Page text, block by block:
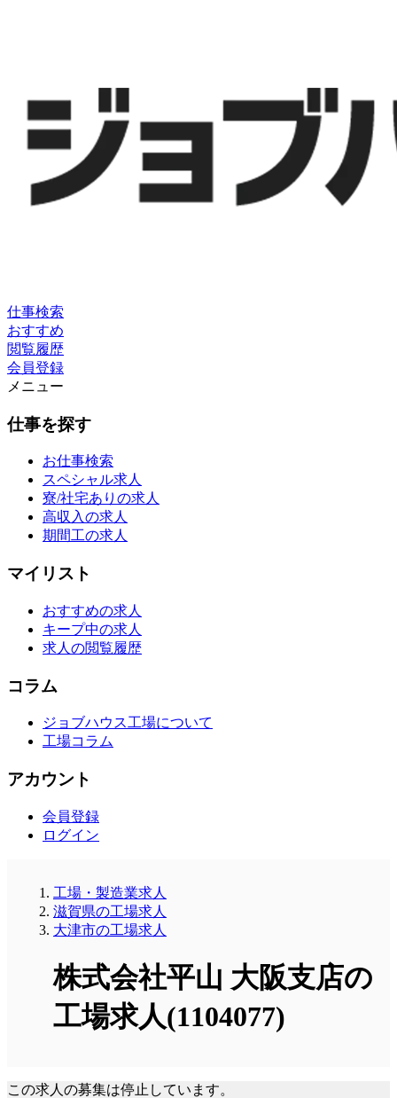
仕事検索
おすすめ
閲覧履歴
会員登録
メニュー
仕事を探す
お仕事検索
スペシャル求人
寮/社宅ありの求人
高収入の求人
期間工の求人
マイリスト
おすすめの求人
キープ中の求人
求人の閲覧履歴
コラム
ジョブハウス工場について
工場コラム
アカウント
会員登録
ログイン
工場・製造業求人
滋賀県の工場求人
大津市の工場求人
株式会社平山 大阪支店の
工場求人(1104077)
この求人の募集は停止しています。